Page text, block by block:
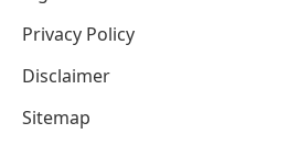
Privacy Policy
Disclaimer
Sitemap